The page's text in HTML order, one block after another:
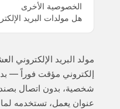
الخصوصية الأخرى
هل مولدات البريد
مولد البريد الإلكتروني
إلكتروني مؤقت فوراً —
شخصية، بدون اتصال
عنوان يعمل، تستخدمه